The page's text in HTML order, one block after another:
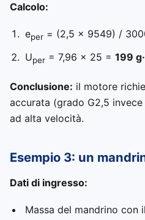
Calcolo:
eper= (2,5 × 9549) /
Uper= 7,96 × 25 = 199
Conclusione: il motore
accurata (grado G2,5
ad alta velocità.
Esempio 3: un
Dati di ingresso:
Massa del mandrino con